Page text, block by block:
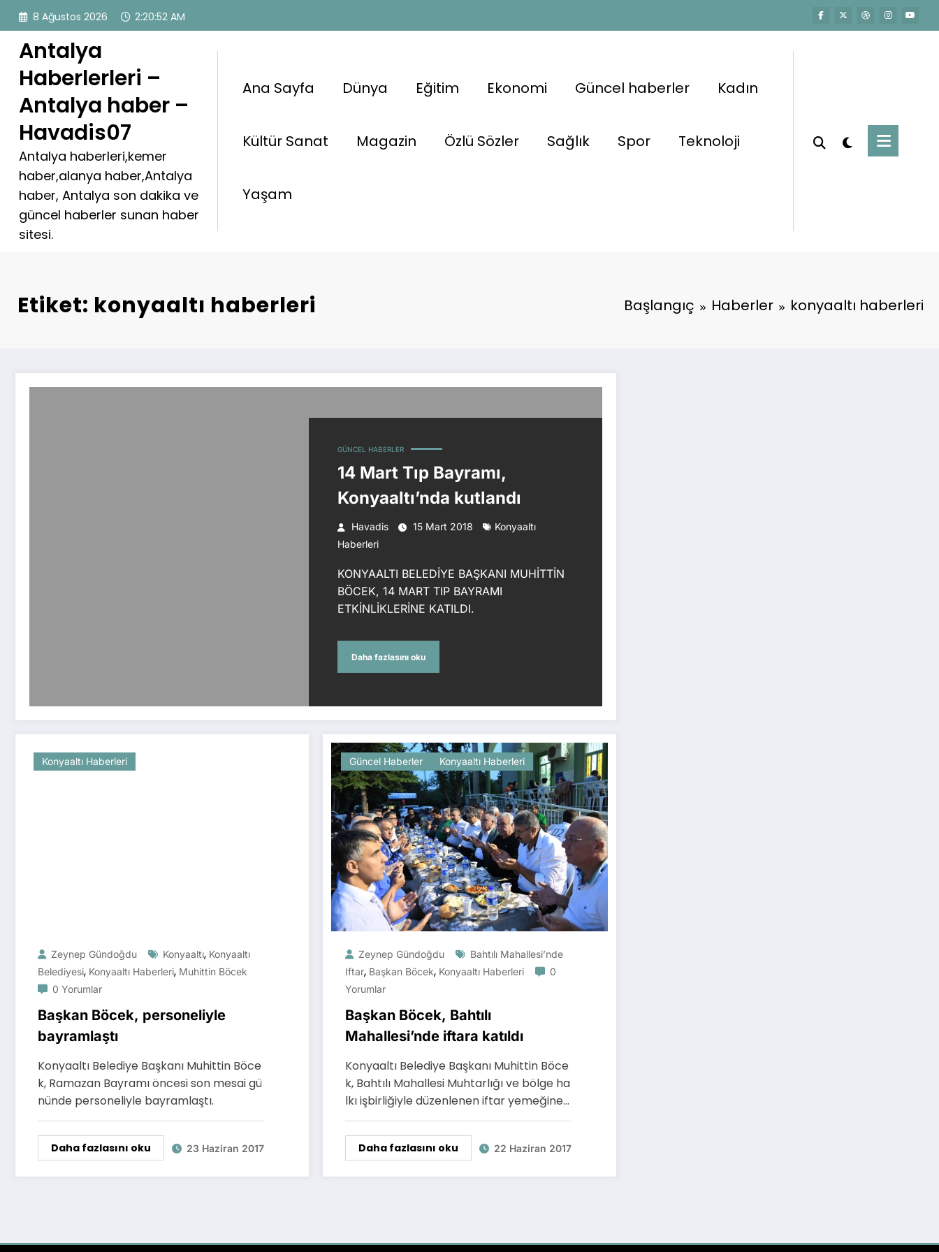
İçeriğe
atla
8 Ağustos 2026 2:20:52 AM
Antalya
Haberlerleri –
Antalya haber –
Havadis07
Antalya haberleri,kemer
haber,alanya haber,Antalya
haber, Antalya son dakika ve
güncel haberler sunan haber
sitesi.
Ana Sayfa Dünya Eğitim Ekonomi Güncel haberler Kadın
Kültür Sanat Magazin Özlü Sözler Sağlık Spor Teknoloji
Yaşam
Etiket: konyaaltı haberleri Başlangıç Haberler konyaaltı haberleri
GÜNCEL HABERLER
14 Mart Tıp Bayramı,
Konyaaltı’nda kutlandı
Havadis 15 Mart 2018
Konyaaltı
Haberleri
KONYAALTI BELEDİYE BAŞKANI MUHİTTİN
BÖCEK, 14 MART TIP BAYRAMI
ETKİNLİKLERİNE KATILDI.
Daha fazlasını oku
Konyaaltı Haberleri
Zeynep Gündoğdu Konyaaltı, Konyaaltı
Belediyesi, Konyaaltı Haberleri, Muhittin Böcek
0 Yorumlar
Başkan Böcek, personeliyle
bayramlaştı
Konyaaltı Belediye Başkanı Muhittin Böce
k, Ramazan Bayramı öncesi son mesai gü
nünde personeliyle bayramlaştı.
Daha fazlasını oku 23 Haziran 2017
Güncel Haberler Konyaaltı Haberleri
Zeynep Gündoğdu
Bahtılı Mahallesi’nde
Iftar, Başkan Böcek, Konyaaltı Haberleri
0
Yorumlar
Başkan Böcek, Bahtılı
Mahallesi’nde iftara katıldı
Konyaaltı Belediye Başkanı Muhittin Böce
k, Bahtılı Mahallesi Muhtarlığı ve bölge ha
lkı işbirliğiyle düzenlenen iftar yemeğine…
Daha fazlasını oku 22 Haziran 2017